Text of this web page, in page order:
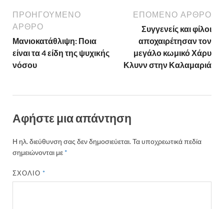
ΠΡΟΗΓΟΎΜΕΝΟ
ΆΡΘΡΟ
Μανιοκατάθλιψη: Ποια
είναι τα 4 είδη της ψυχικής
νόσου
ΕΠΌΜΕΝΟ ΆΡΘΡΟ
Συγγενείς και φίλοι
αποχαιρέτησαν τον
μεγάλο κωμικό Χάρυ
Κλυνν στην Καλαμαριά
Αφήστε μια απάντηση
Η ηλ. διεύθυνση σας δεν δημοσιεύεται.Τα υποχρεωτικά πεδία
σημειώνονται με *
ΣΧΌΛΙΟ*